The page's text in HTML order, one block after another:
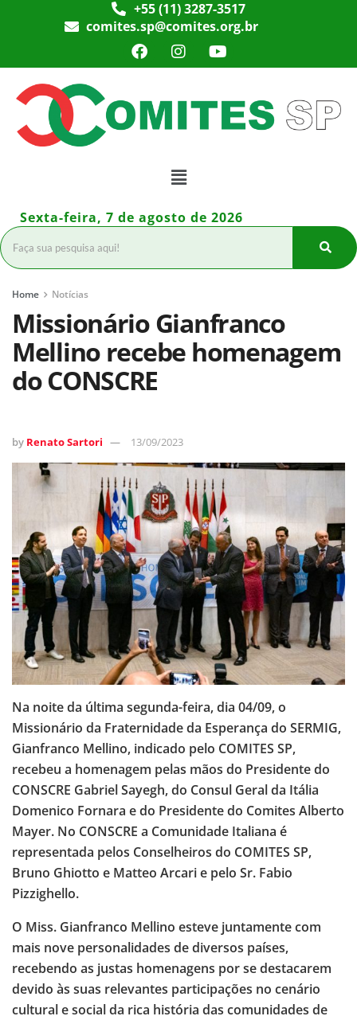
+55 (11) 3287-3517
comites.sp@comites.org.br
Sexta-feira, 7 de agosto de 2026
Home Notícias
Missionário Gianfranco
Mellino recebe homenagem
do CONSCRE
by Renato Sartori 13/09/2023
Na noite da última segunda-feira, dia 04/09, o
Missionário da Fraternidade da Esperança do SERMIG,
Gianfranco Mellino, indicado pelo COMITES SP,
recebeu a homenagem pelas mãos do Presidente do
CONSCRE Gabriel Sayegh, do Consul Geral da Itália
Domenico Fornara e do Presidente do Comites Alberto
Mayer. No CONSCRE a Comunidade Italiana é
representada pelos Conselheiros do COMITES SP,
Bruno Ghiotto e Matteo Arcari e pelo Sr. Fabio
Pizzighello.
O Miss. Gianfranco Mellino esteve juntamente com
mais nove personalidades de diversos países,
recebendo as justas homenagens por se destacarem
devido às suas relevantes participações no cenário
cultural e social da rica história das comunidades de